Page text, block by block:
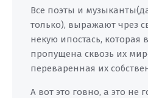
Все поэты и
только), выражают чрез
некую ипостась, которая
пропущена сквозь их
переваренная их
А вот это говно, а это не